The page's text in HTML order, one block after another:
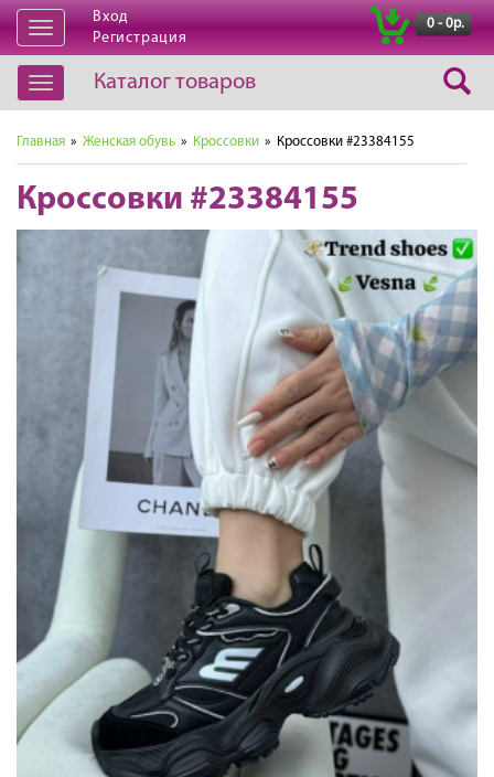
Открыть
навигацию
Вход
Регистрация
0 - 0р.
Открыть
навигацию
Каталог товаров
Главная » Женская обувь » Кроссовки » Кроссовки #23384155
Кроссовки #23384155